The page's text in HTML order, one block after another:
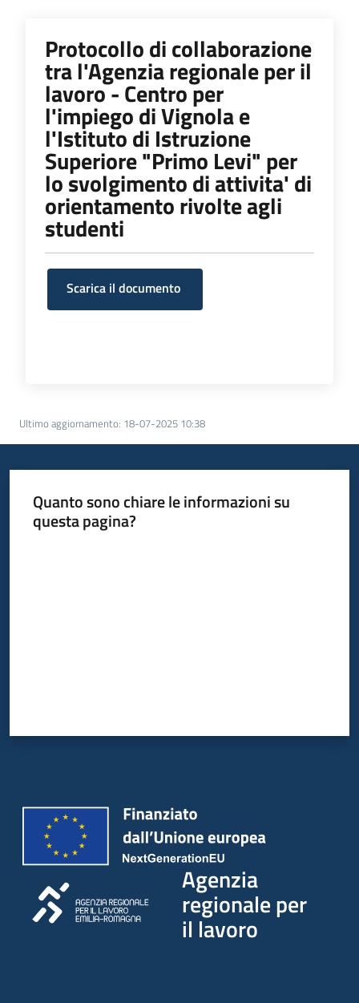
Protocollo di collaborazione
tra l'Agenzia regionale per il
lavoro - Centro per
l'impiego di Vignola e
l'Istituto di Istruzione
Superiore "Primo Levi" per
lo svolgimento di attivita' di
orientamento rivolte agli
studenti
Scarica il documento
Ultimo aggiornamento: 18-07-2025 10:38
Quanto sono chiare le informazioni su
questa pagina?
Agenzia
regionale per
il lavoro